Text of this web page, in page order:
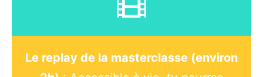
Le replay de la masterclasse (environ